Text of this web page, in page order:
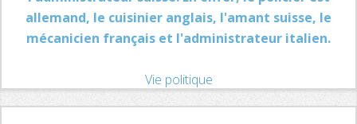
allemand, le cuisinier anglais, l'amant suisse, le
mécanicien français et l'administrateur italien.
Vie politique